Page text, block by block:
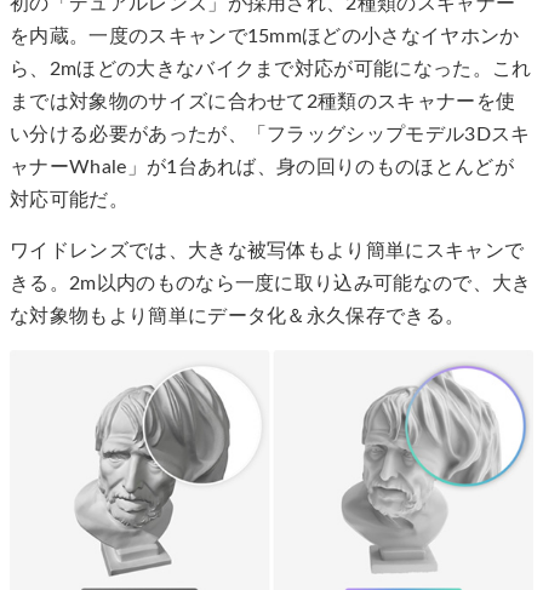
を内蔵。一度のスキャンで15mmほどの小さなイヤホンか
ら、2mほどの大きなバイクまで対応が可能になった。これ
までは対象物のサイズに合わせて2種類のスキャナーを使
い分ける必要があったが、「フラッグシップモデル3Dスキ
ャナーWhale」が1台あれば、身の回りのものほとんどが
対応可能だ。
ワイドレンズでは、大きな被写体もより簡単にスキャンで
きる。2m以内のものなら一度に取り込み可能なので、大き
な対象物もより簡単にデータ化＆永久保存できる。